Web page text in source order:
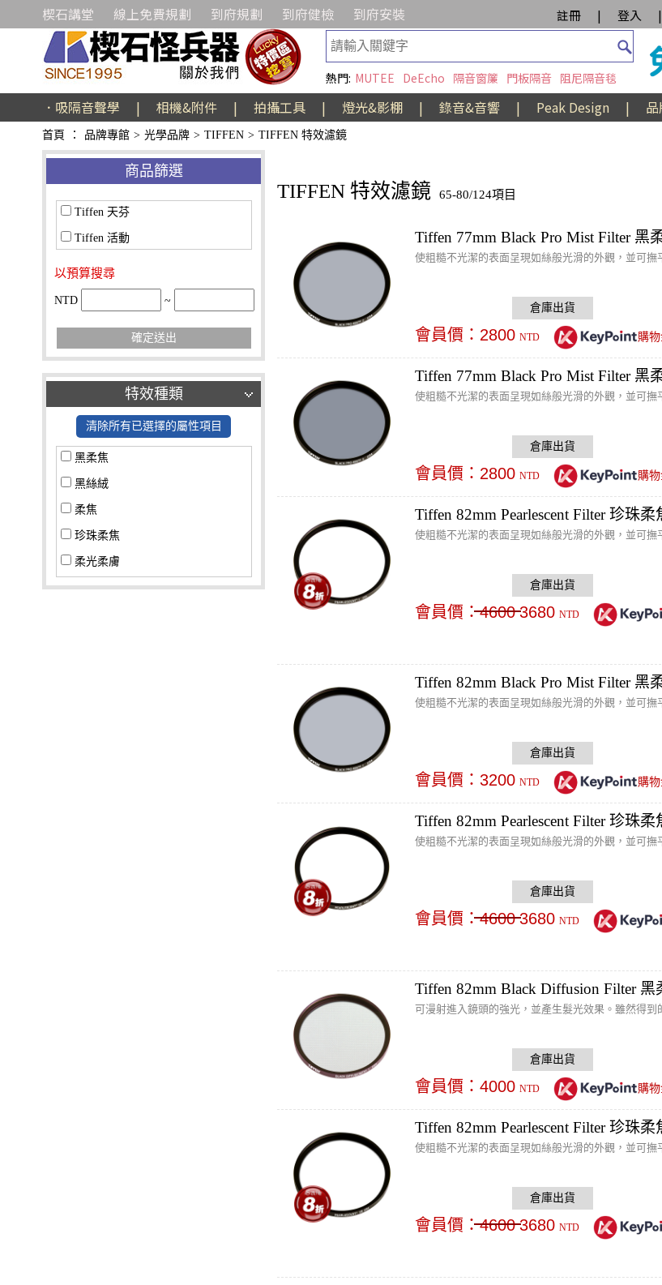
楔石講堂 線上免費規劃 到府規劃 到府健檢 到府安裝 註冊 | 登入 |
熱門: MUTEE DeEcho 隔音窗簾 門板隔音 阻尼隔音毯
．吸隔音聲學 | 相機&附件 | 拍攝工具 | 燈光&影棚 | 錄音&音響 | Peak Design |
首頁 ： 品牌專館 > 光學品牌 > TIFFEN > TIFFEN 特效濾鏡
商品篩選
Tiffen 天芬
Tiffen 活動
以預算搜尋
NTD ~
確定送出
特效種類
清除所有已選擇的屬性項目
黑柔焦
黑絲絨
柔焦
珍珠柔焦
柔光柔膚
星光鏡
TIFFEN 特效濾鏡 65-80/124項目
Tiffen 77mm Black Pro Mist Filter 黑
使粗糙不光潔的表面呈現如絲般光滑的外觀，並可撫
會員價： 2800 NTD 購
Tiffen 77mm Black Pro Mist Filter 黑
使粗糙不光潔的表面呈現如絲般光滑的外觀，並可撫
會員價： 2800 NTD 購
Tiffen 82mm Pearlescent Filter 珍珠柔
使粗糙不光潔的表面呈現如絲般光滑的外觀，並可撫
會員價：4600 3680 NTD
Tiffen 82mm Black Pro Mist Filter 黑
使粗糙不光潔的表面呈現如絲般光滑的外觀，並可撫
會員價： 3200 NTD 購
Tiffen 82mm Pearlescent Filter 珍珠柔
使粗糙不光潔的表面呈現如絲般光滑的外觀，並可撫
會員價：4600 3680 NTD
Tiffen 82mm Black Diffusion Filter 黑
可漫射進入鏡頭的強光，並產生髮光效果。雖然得
會員價： 4000 NTD 購
Tiffen 82mm Pearlescent Filter 珍珠柔
使粗糙不光潔的表面呈現如絲般光滑的外觀，並可撫
會員價：4600 3680 NTD